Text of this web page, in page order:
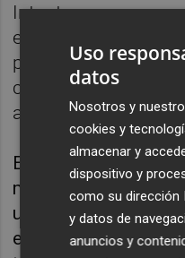
Intentaremos
exigencia y lo difícil
porcentaje mínimo
conseguir un
acercarnos a es
El equipo dirigido
más sorpresas
una temporada
en la Liga le cuesta
Uso
datos
Nosotros y
cookies y
almacenar y
dispositivo y
como su dirección
y datos de
anuncios y